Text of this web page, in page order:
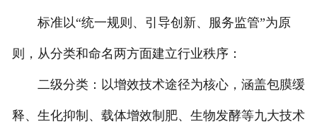
标准以“统一规则、引导创新、服务监管”为原
则，从分类和命名两方面建立行业秩序：
二级分类：以增效技术途径为核心，涵盖包膜缓
释、生化抑制、载体增效制肥、生物发酵等九大技术